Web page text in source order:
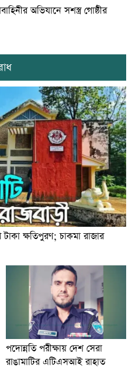
অভিযানে সশস্ত্র গোষ্ঠীর
টাকা ক্ষতিপুরণ; চাকমা রাজার
পদোন্নতি পরীক্ষায় দেশ সেরা
রাঙামাটির এটিএসআই রাহাত